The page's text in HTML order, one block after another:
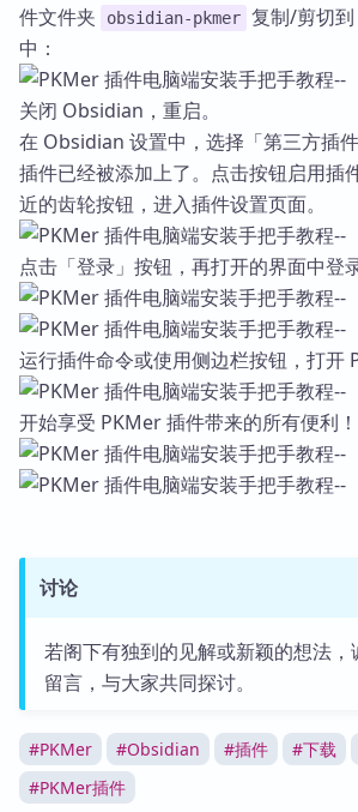
件文件夹
obsidian-pkmer 复制/剪切到
中：
关闭 Obsidian，重启。
在 Obsidian 设置中，选择「第三方插
插件已经被添加上了。点击按钮启用插
近的齿轮按钮，进入插件设置页面。
点击「登录」按钮，再打开的界面中登
运行插件命令或使用侧边栏按钮，打开
开始享受 PKMer 插件带来的所有便利！
讨论
若阁下有独到的见解或新颖的想法
留言，与大家共同探讨。
#PKMer #Obsidian #插件 #下载
#PKMer插件